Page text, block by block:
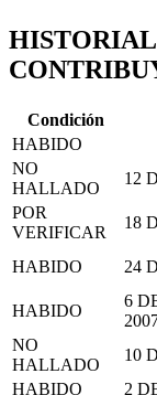
Condición
HABIDO
NO
HALLADO
12
POR
VERIFICAR
18
HABIDO 24
HABIDO
6
NO
HALLADO
10
HABIDO
2